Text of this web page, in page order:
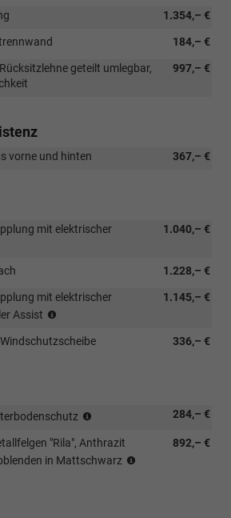
1.354,– €
184,– €
997,– €
geteilt umlegbar,
367,– €
vorne und hinten
1.040,– €
mit elektrischer
1.228,– €
1.145,– €
mit elektrischer
Assist
Verbindung
Premium-
336,– €
284,– €
Verbindung
mit:
892,– €
"Rila", Anthrazit
in Mattschwarz